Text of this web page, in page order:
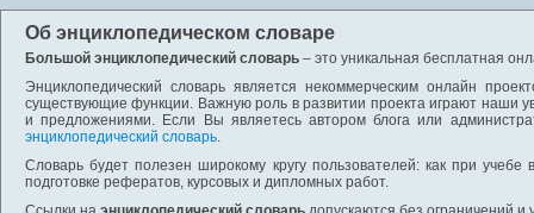
Об энциклопедическом словаре
Большой энциклопедический словарь – это уникальная бесплатная
Энциклопедический словарь является некоммерческим онлайн
существующие функции. Важную роль в развитии проекта играют наши
и предложениями. Если Вы являетесь автором блога или
энциклопедический словарь.
Словарь будет полезен широкому кругу пользователей: как при
подготовке рефератов, курсовых и дипломных работ.